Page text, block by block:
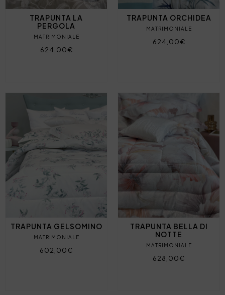
TRAPUNTA LA
PERGOLA
MATRIMONIALE
624,00€
TRAPUNTA ORCHIDEA
MATRIMONIALE
624,00€
TRAPUNTA GELSOMINO
MATRIMONIALE
602,00€
TRAPUNTA BELLA DI
NOTTE
MATRIMONIALE
628,00€